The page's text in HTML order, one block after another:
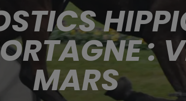
:
MARS